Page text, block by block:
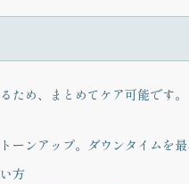
ため、まとめてケア可能です。
ーンアップ。ダウンタイムを
方